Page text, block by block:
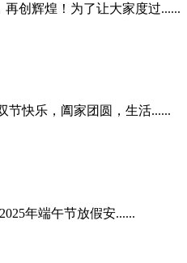
创辉煌！为了让大家度过......
节快乐，阖家团圆，生活......
年端午节放假安......